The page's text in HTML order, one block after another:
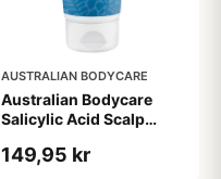
AUSTRALIAN BODYCARE
Australian Bodycare
Salicylic Acid Scalp
149,95 kr